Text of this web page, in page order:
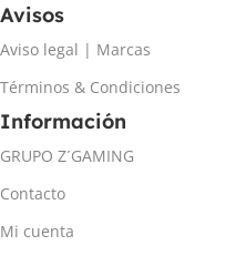
Avisos
Aviso legal | Marcas
Términos & Condiciones
Información
GRUPO Z´GAMING
Contacto
Mi cuenta